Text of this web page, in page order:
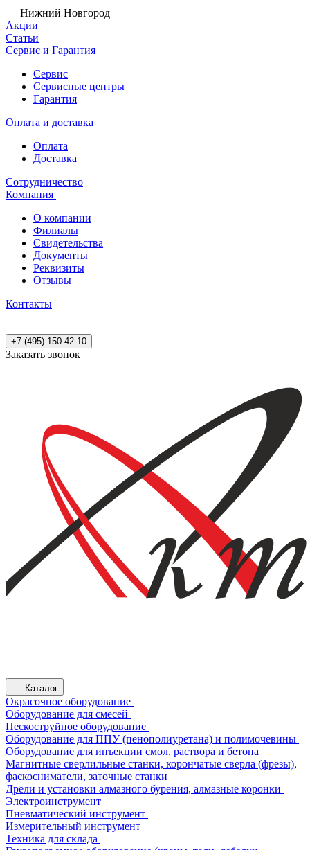
Нижний Новгород
Акции
Статьи
Сервис и Гарантия
Сервис
Сервисные центры
Гарантия
Оплата и доставка
Оплата
Доставка
Сотрудничество
Компания
О компании
Филиалы
Свидетельства
Документы
Реквизиты
Отзывы
Контакты
+7 (495) 150-42-10
Заказать звонок
Каталог
Окрасочное оборудование
Оборудование для смесей
Пескоструйное оборудование
Оборудование для ППУ (пенополиуретана) и полимочевины
Оборудование для инъекции смол, раствора и бетона
Магнитные сверлильные станки, корончатые сверла (фрезы),
фаскосниматели, заточные станки
Дрели и установки алмазного бурения, алмазные коронки
Электроинструмент
Пневматический инструмент
Измерительный инструмент
Техника для склада